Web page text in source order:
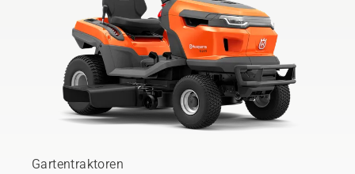
Gartentraktoren